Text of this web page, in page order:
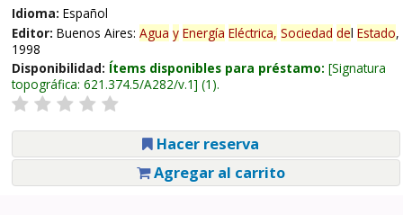
Idioma: Español
Editor: Buenos Aires: Agua y Energía Eléctrica, Sociedad del Estado,
1998
Disponibilidad: Ítems disponibles para préstamo: Signatura
topográfica: 621.374.5/A282/v.1 (1).
Hacer reserva
Agregar al carrito